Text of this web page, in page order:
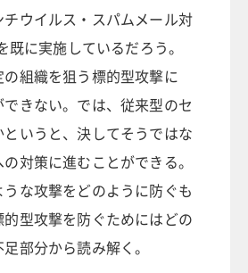
ウイルス・スパムメール対
に実施しているだろう。
組織を狙う標的型攻撃に
きない。では、従来型のセ
いうと、決してそうではな
対策に進むことができる。
な攻撃をどのように防ぐも
型攻撃を防ぐためにはどの
部分から読み解く。